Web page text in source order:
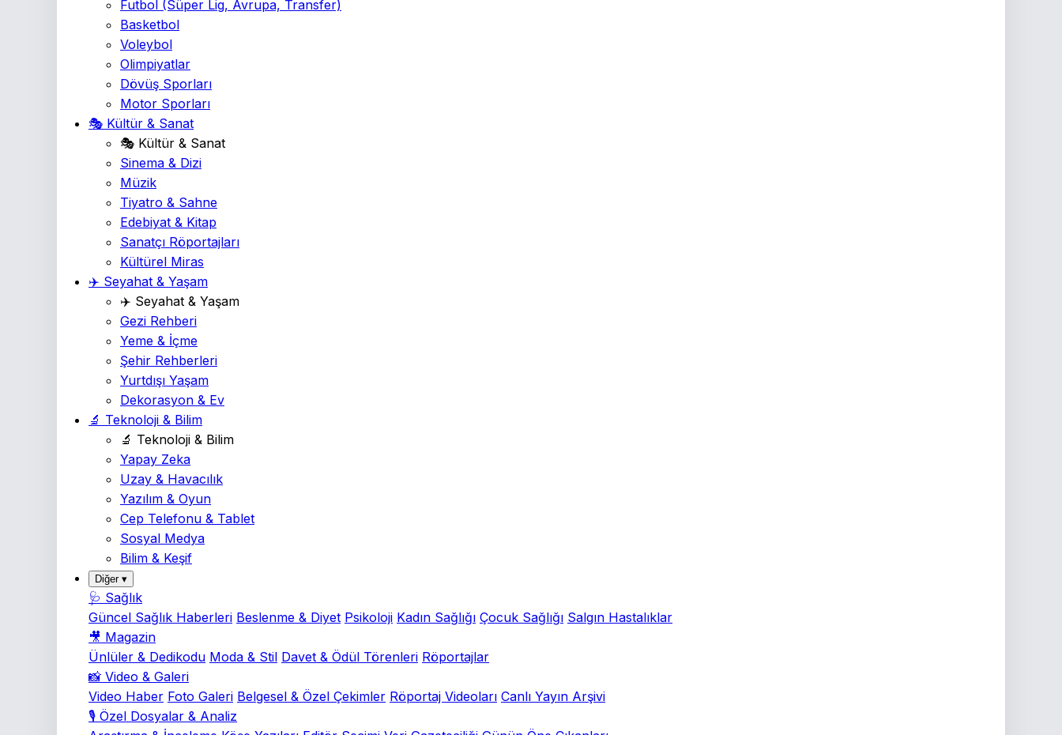
Futbol (Süper Lig, Avrupa, Transfer)
Basketbol
Voleybol
Olimpiyatlar
Dövüş Sporları
Motor Sporları
🎭 Kültür & Sanat
🎭 Kültür & Sanat
Sinema & Dizi
Müzik
Tiyatro & Sahne
Edebiyat & Kitap
Sanatçı Röportajları
Kültürel Miras
✈️ Seyahat & Yaşam
✈️ Seyahat & Yaşam
Gezi Rehberi
Yeme & İçme
Şehir Rehberleri
Yurtdışı Yaşam
Dekorasyon & Ev
🔬 Teknoloji & Bilim
🔬 Teknoloji & Bilim
Yapay Zeka
Uzay & Havacılık
Yazılım & Oyun
Cep Telefonu & Tablet
Sosyal Medya
Bilim & Keşif
Diğer ▾
🩺 Sağlık
Güncel Sağlık Haberleri Beslenme & Diyet Psikoloji Kadın Sağlığı Çocuk Sağlığı Salgın Hastalıklar
🎥 Magazin
Ünlüler & Dedikodu Moda & Stil Davet & Ödül Törenleri Röportajlar
📸 Video & Galeri
Video Haber Foto Galeri Belgesel & Özel Çekimler Röportaj Videoları Canlı Yayın Arşivi
🎙️ Özel Dosyalar & Analiz